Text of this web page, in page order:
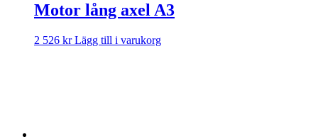
Motor lång axel A3
2 526 kr Lägg till i varukorg